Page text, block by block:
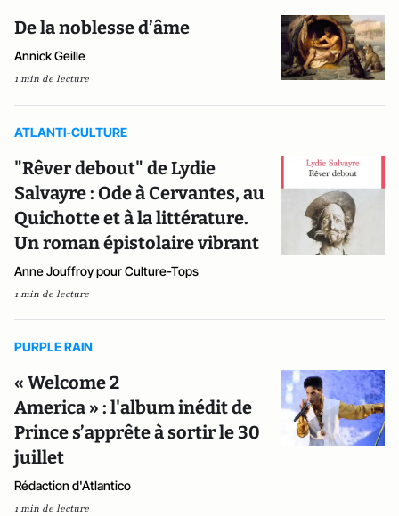
De la noblesse d’âme
Annick Geille
1 min de lecture
ATLANTI-CULTURE
"Rêver debout" de Lydie
Salvayre : Ode à Cervantes, au
Quichotte et à la littérature.
Un roman épistolaire vibrant
Anne Jouffroy pour Culture-Tops
1 min de lecture
PURPLE RAIN
« Welcome 2
America » : l'album inédit de
Prince s’apprête à sortir le 30
juillet
Rédaction d'Atlantico
1 min de lecture